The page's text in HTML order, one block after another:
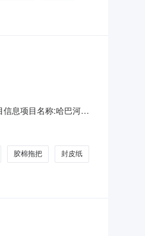
息项目名称:哈巴河县
商务
胶棉拖把 封皮纸